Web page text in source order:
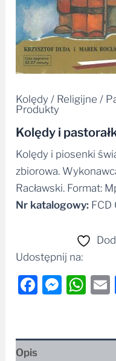
Kolędy / Religijne /
Produkty
Kolędy i
Kolędy i piosenki
zbiorowa.
Racławski. Format:
Nr katalogowy:
Udostępnij na:
Opis